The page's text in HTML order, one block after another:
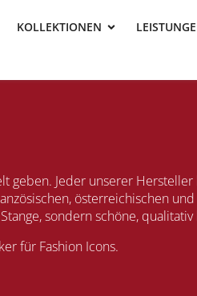
KOLLEKTIONEN
Jeder unserer
österreichischen
sondern schöne,
für Fashion Icons.